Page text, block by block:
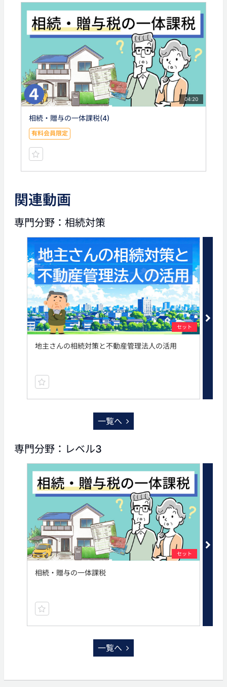
04:20
相続・贈与の一体課税(4)
有料会員限定
関連動画
専門分野：相続対策
セット
地主さんの相続対策と不動産管理法人の活用
一覧へ
専門分野：レベル3
セット
相続・贈与の一体課税
一覧へ